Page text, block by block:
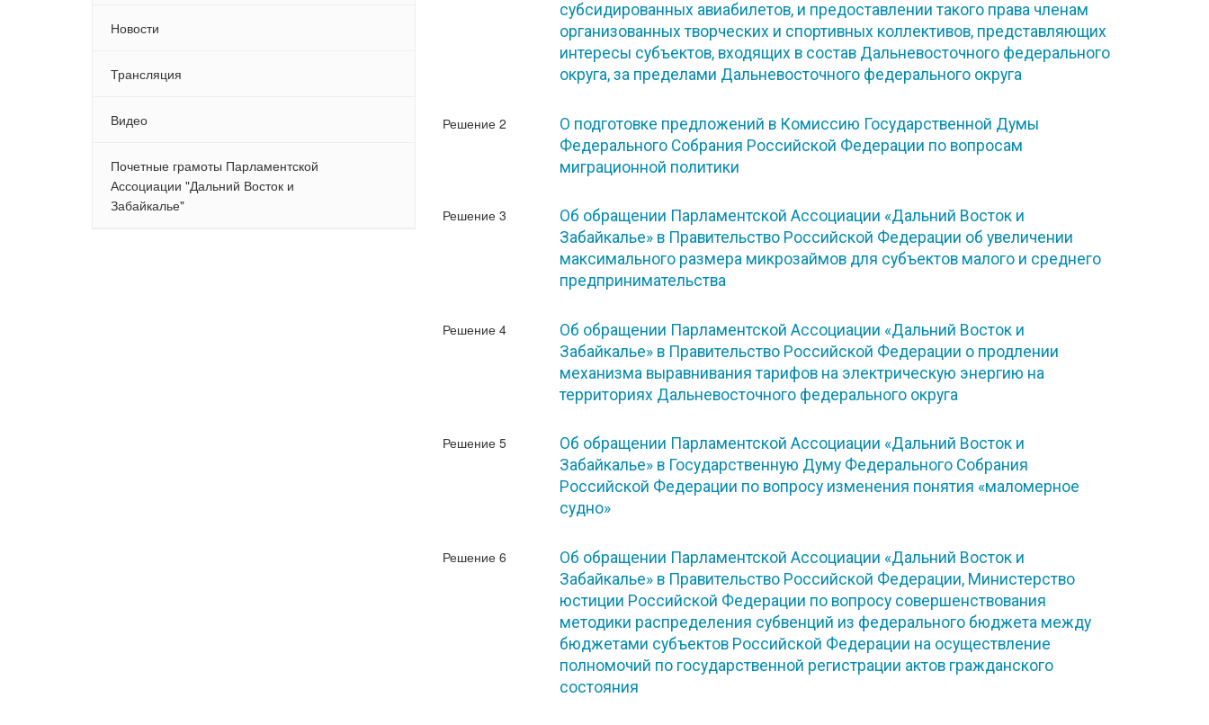
Новости
Трансляция
Видео
Почетные грамоты Парламентской
Ассоциации "Дальний Восток и
Забайкалье"
субсидированных авиабилетов, и предоставлении такого права членам
организованных творческих и спортивных коллективов, представляющих
интересы субъектов, входящих в состав Дальневосточного федерального
округа, за пределами Дальневосточного федерального округа
Решение 2
О подготовке предложений в Комиссию Государственной Думы
Федерального Собрания Российской Федерации по вопросам
миграционной политики
Решение 3
Об обращении Парламентской Ассоциации «Дальний Восток и
Забайкалье» в Правительство Российской Федерации об увеличении
максимального размера микрозаймов для субъектов малого и среднего
предпринимательства
Решение 4
Об обращении Парламентской Ассоциации «Дальний Восток и
Забайкалье» в Правительство Российской Федерации о продлении
механизма выравнивания тарифов на электрическую энергию на
территориях Дальневосточного федерального округа
Решение 5
Об обращении Парламентской Ассоциации «Дальний Восток и
Забайкалье» в Государственную Думу Федерального Собрания
Российской Федерации по вопросу изменения понятия «маломерное
судно»
Решение 6
Об обращении Парламентской Ассоциации «Дальний Восток и
Забайкалье» в Правительство Российской Федерации, Министерство
юстиции Российской Федерации по вопросу совершенствования
методики распределения субвенций из федерального бюджета между
бюджетами субъектов Российской Федерации на осуществление
полномочий по государственной регистрации актов гражданского
состояния